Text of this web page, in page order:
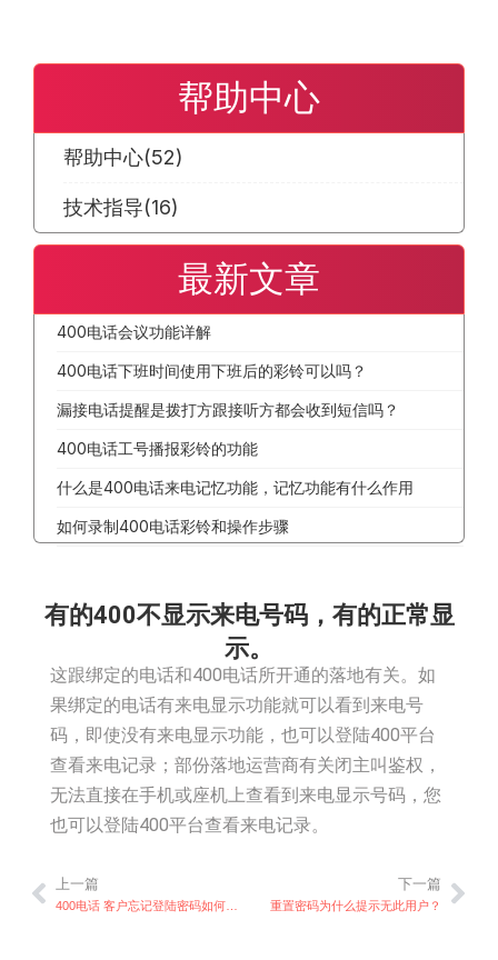
帮助中心
帮助中心(52)
技术指导(16)
最新文章
400电话会议功能详解
400电话下班时间使用下班后的彩铃可以吗？
漏接电话提醒是拨打方跟接听方都会收到短信吗？
400电话工号播报彩铃的功能
什么是400电话来电记忆功能，记忆功能有什么作用
如何录制400电话彩铃和操作步骤
有的400不显示来电号码，有的正常显
示。
这跟绑定的电话和400电话所开通的落地有关。如
果绑定的电话有来电显示功能就可以看到来电号
码，即使没有来电显示功能，也可以登陆400平台
查看来电记录；部份落地运营商有关闭主叫鉴权，
无法直接在手机或座机上查看到来电显示号码，您
也可以登陆400平台查看来电记录。
上一篇
上一篇 下一篇
重置密码为什么提示无此用户？ 下